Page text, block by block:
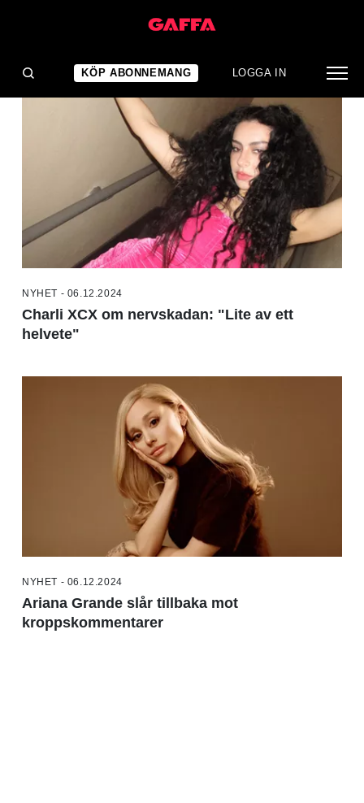
KÖP ABONNEMANG LOGGA IN
NYHET - 06.12.2024
Charli XCX om nervskadan: "Lite av ett
helvete"
NYHET - 06.12.2024
Ariana Grande slår tillbaka mot
kroppskommentarer